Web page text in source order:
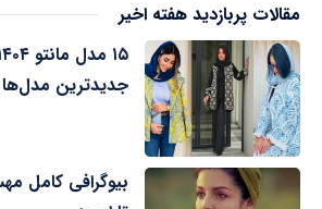
مقالات پربازدید هفته اخیر
جدیدترین مدل‌ها
بیوگرافی کامل